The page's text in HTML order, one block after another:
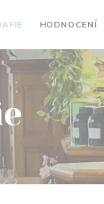
HODNOCENÍ